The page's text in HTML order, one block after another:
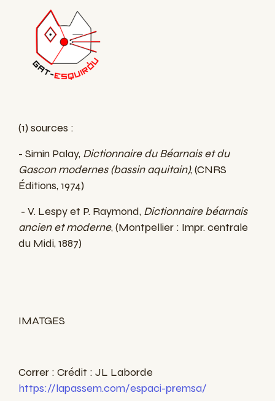
(1) sources :
- Simin Palay, Dictionnaire du Béarnais et du
Gascon modernes (bassin aquitain), (CNRS
Éditions, 1974)
- V. Lespy et P. Raymond, Dictionnaire béarnais
ancien et moderne, (Montpellier : Impr. centrale
du Midi, 1887)
IMATGES
Correr : Crédit : JL Laborde
https://lapassem.com/espaci-premsa/